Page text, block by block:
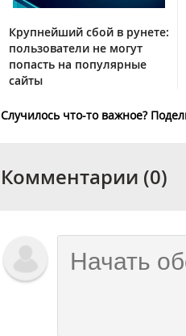
Крупнейший сбой в рунете:
пользователи не могут
попасть на популярные
сайты
Случилось что-то важное?
Комментарии (0)